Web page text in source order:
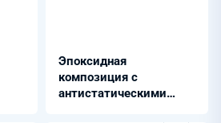
Эпоксидная
композиция с
антистатическими